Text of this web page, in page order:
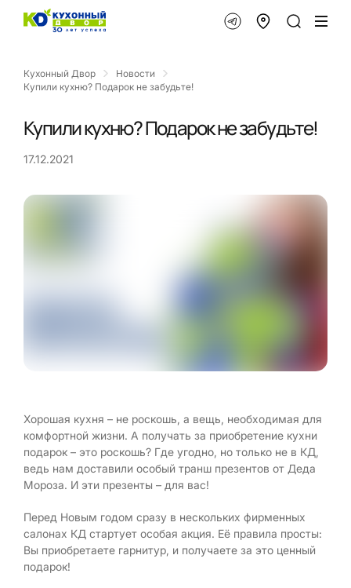
Кухонный Двор
Новости
Купили кухню? Подарок не забудьте!
Купили кухню? Подарок не забудьте!
17.12.2021
Хорошая кухня – не роскошь, а вещь, необходимая для
комфортной жизни. А получать за приобретение кухни
подарок – это роскошь? Где угодно, но только не в КД,
ведь нам доставили особый транш презентов от Деда
Мороза. И эти презенты – для вас!
Перед Новым годом сразу в нескольких фирменных
салонах КД стартует особая акция. Её правила просты:
Вы приобретаете гарнитур, и получаете за это ценный
подарок!